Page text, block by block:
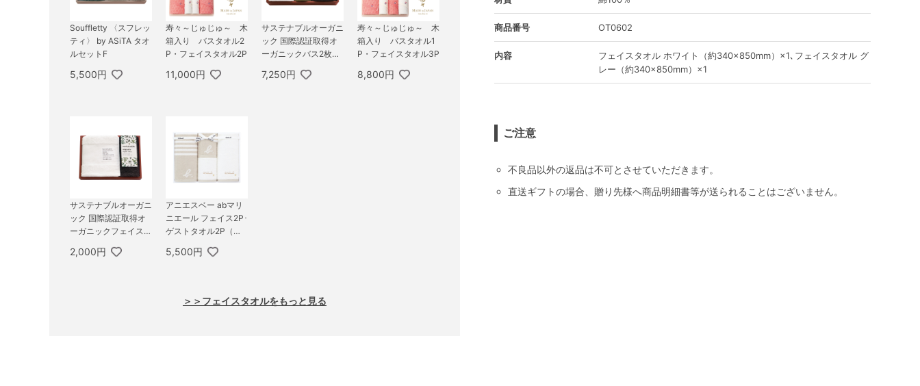
Souffletty 〈スフレッ
ティ〉 by ASiTA タオ
ルセットF
5,500円
寿々～じゅじゅ～ 木
箱入り バスタオル2
P・フェイスタオル2P
11,000円
サステナブルオーガニ
ック 国際認証取得オ
ーガニックバス2枚・
ット
7,250円
寿々～じゅじゅ～ 木
箱入り バスタオル1
P・フェイスタオル3P
8,800円
サステナブルオーガニ
ック 国際認証取得オ
ーガニックフェイス1
セット
2,000円
アニエスベー abマリ
ニエール フェイス2P･
ゲストタオル2P（ベ
5,500円
＞＞フェイスタオルをもっと見る
商品番号 OT0602
内容
フェイスタオル ホワイト（約340×850mm）×1､フェイスタオル グ
レー（約340×850mm）×1
ご注意
不良品以外の返品は不可とさせていただきます。
直送ギフトの場合、贈り先様へ商品明細書等が送られることはございません。